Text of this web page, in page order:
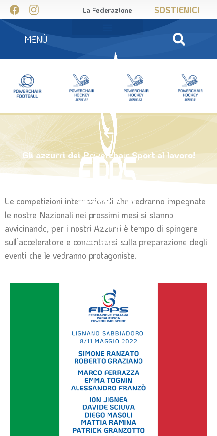
La Federazione SOSTIENICI
MENÙ
Gli azzurri dei Powerchair Sport al lavoro!
Le competizioni internazionali che vedranno impegnate
le nostre Nazionali nei prossimi mesi si stanno
avvicinando, per i nostri Azzurri è tempo di spingere
sull’acceleratore e concentrarsi sulla preparazione degli
eventi che le vedranno protagoniste.